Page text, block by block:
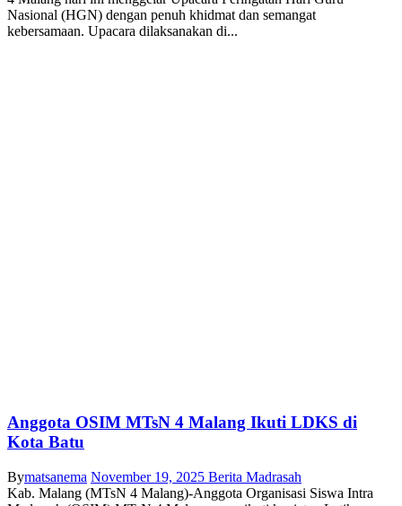
Nasional (HGN) dengan penuh khidmat dan semangat
kebersamaan. Upacara dilaksanakan di...
Anggota OSIM MTsN 4 Malang Ikuti LDKS di
Kota Batu
Bymatsanema November 19, 2025 Berita Madrasah
Kab. Malang (MTsN 4 Malang)-Anggota Organisasi Siswa Intra